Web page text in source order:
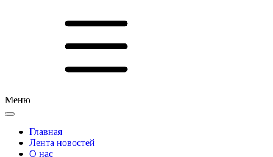
Меню
Главная
Лента новостей
О нас